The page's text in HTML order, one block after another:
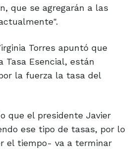
que se agregarán a las
Torres apuntó que
Tasa Esencial, están
la fuerza la tasa del
que el presidente Javier
ese tipo de tasas, por lo
el tiempo- va a terminar